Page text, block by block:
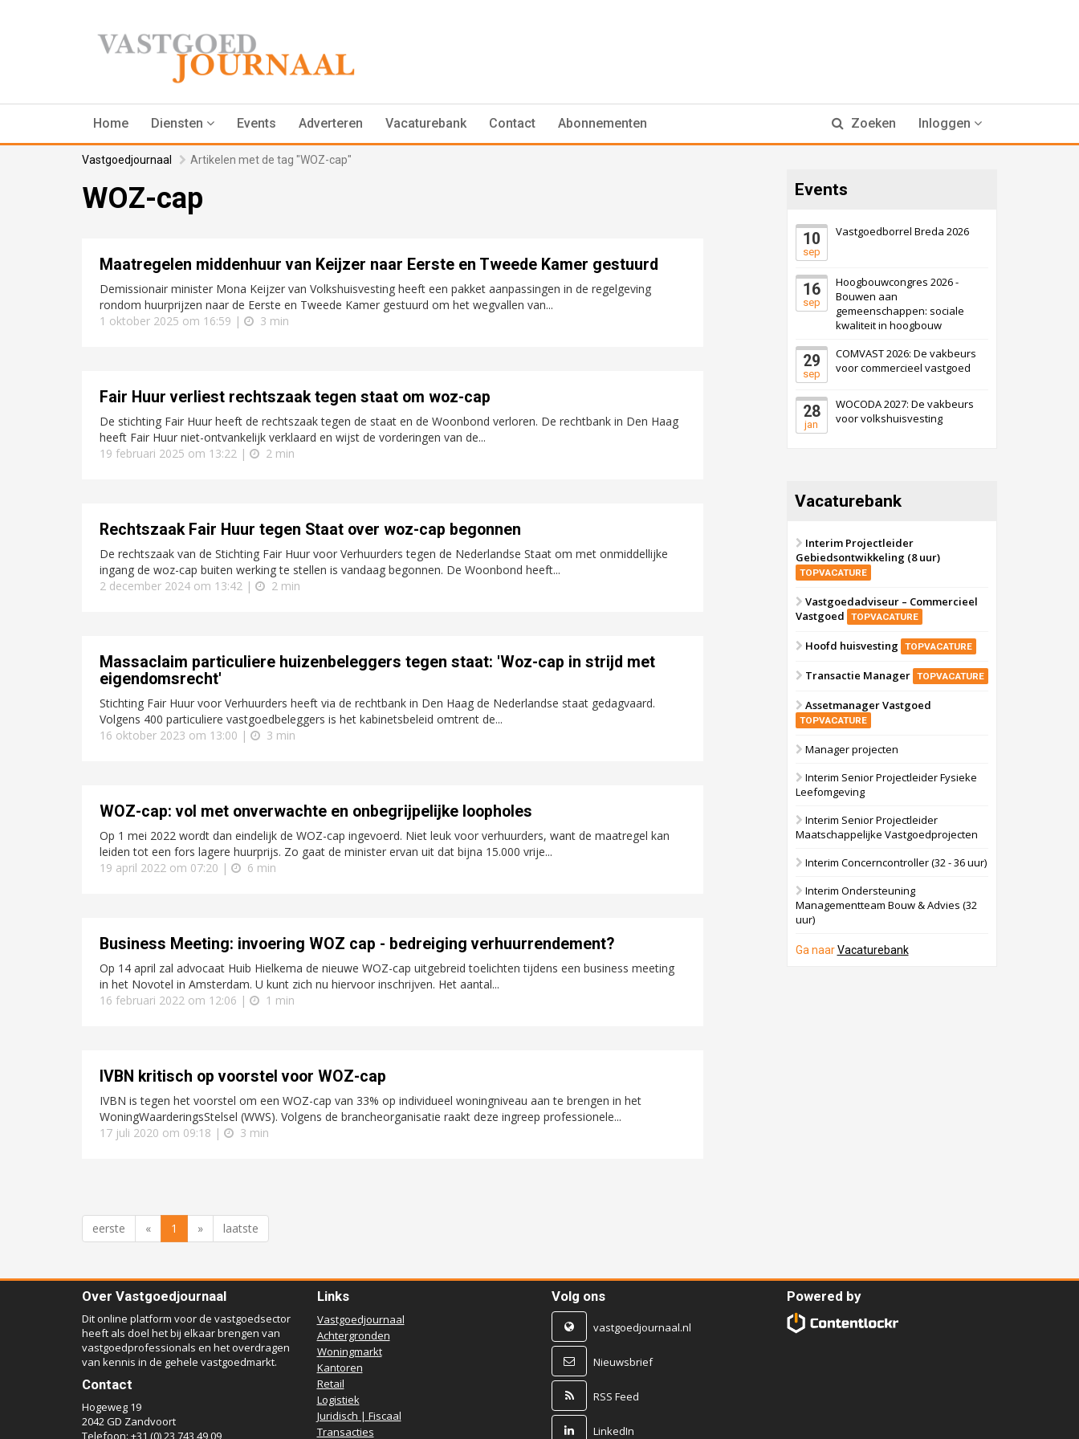
Home Diensten Events Adverteren Vacaturebank Contact Abonnementen Zoeken Inloggen
Vastgoedjournaal Artikelen met de tag "WOZ-cap"
WOZ-cap
Maatregelen middenhuur van Keijzer naar Eerste en Tweede Kamer gestuurd
Demissionair minister Mona Keijzer van Volkshuisvesting heeft een pakket aanpassingen in de regelgeving
rondom huurprijzen naar de Eerste en Tweede Kamer gestuurd om het wegvallen van...
1 oktober 2025 om 16:59 |
3 min
Fair Huur verliest rechtszaak tegen staat om woz-cap
De stichting Fair Huur heeft de rechtszaak tegen de staat en de Woonbond verloren. De rechtbank in Den Haag
heeft Fair Huur niet-ontvankelijk verklaard en wijst de vorderingen van de...
19 februari 2025 om 13:22 |
2 min
Rechtszaak Fair Huur tegen Staat over woz-cap begonnen
De rechtszaak van de Stichting Fair Huur voor Verhuurders tegen de Nederlandse Staat om met onmiddellijke
ingang de woz-cap buiten werking te stellen is vandaag begonnen. De Woonbond heeft...
2 december 2024 om 13:42 |
2 min
Massaclaim particuliere huizenbeleggers tegen staat: 'Woz-cap in strijd met
eigendomsrecht'
Stichting Fair Huur voor Verhuurders heeft via de rechtbank in Den Haag de Nederlandse staat gedagvaard.
Volgens 400 particuliere vastgoedbeleggers is het kabinetsbeleid omtrent de...
16 oktober 2023 om 13:00 |
3 min
WOZ-cap: vol met onverwachte en onbegrijpelijke loopholes
Op 1 mei 2022 wordt dan eindelijk de WOZ-cap ingevoerd. Niet leuk voor verhuurders, want de maatregel kan
leiden tot een fors lagere huurprijs. Zo gaat de minister ervan uit dat bijna 15.000 vrije...
19 april 2022 om 07:20 |
6 min
Business Meeting: invoering WOZ cap - bedreiging verhuurrendement?
Op 14 april zal advocaat Huib Hielkema de nieuwe WOZ-cap uitgebreid toelichten tijdens een business meeting
in het Novotel in Amsterdam. U kunt zich nu hiervoor inschrijven. Het aantal...
16 februari 2022 om 12:06 |
1 min
IVBN kritisch op voorstel voor WOZ-cap
IVBN is tegen het voorstel om een WOZ-cap van 33% op individueel woningniveau aan te brengen in het
WoningWaarderingsStelsel (WWS). Volgens de brancheorganisatie raakt deze ingreep professionele...
17 juli 2020 om 09:18 |
3 min
eerste « 1 » laatste
Events
10
sep
Vastgoedborrel Breda 2026
16
sep
Hoogbouwcongres 2026 -
Bouwen aan
gemeenschappen: sociale
kwaliteit in hoogbouw
29
sep
COMVAST 2026: De vakbeurs
voor commercieel vastgoed
28
jan
WOCODA 2027: De vakbeurs
voor volkshuisvesting
Vacaturebank
Interim Projectleider
Gebiedsontwikkeling (8 uur)
TOPVACATURE
Vastgoedadviseur – Commercieel
Vastgoed
TOPVACATURE
Hoofd huisvesting TOPVACATURE
Transactie Manager TOPVACATURE
Assetmanager Vastgoed
TOPVACATURE
Manager projecten
Interim Senior Projectleider Fysieke
Leefomgeving
Interim Senior Projectleider
Maatschappelijke Vastgoedprojecten
Interim Concerncontroller (32 - 36 uur)
Interim Ondersteuning
Managementteam Bouw & Advies (32
uur)
Ga naarVacaturebank
Over Vastgoedjournaal
Dit online platform voor de vastgoedsector
heeft als doel het bij elkaar brengen van
vastgoedprofessionals en het overdragen
van kennis in de gehele vastgoedmarkt.
Contact
Hogeweg 19
2042 GD Zandvoort
Telefoon: +31 (0) 23 743 49 09
Links
Vastgoedjournaal
Achtergronden
Woningmarkt
Kantoren
Retail
Logistiek
Juridisch | Fiscaal
Transacties
Volg ons
vastgoedjournaal.nl
Nieuwsbrief
RSS Feed
LinkedIn
Powered by